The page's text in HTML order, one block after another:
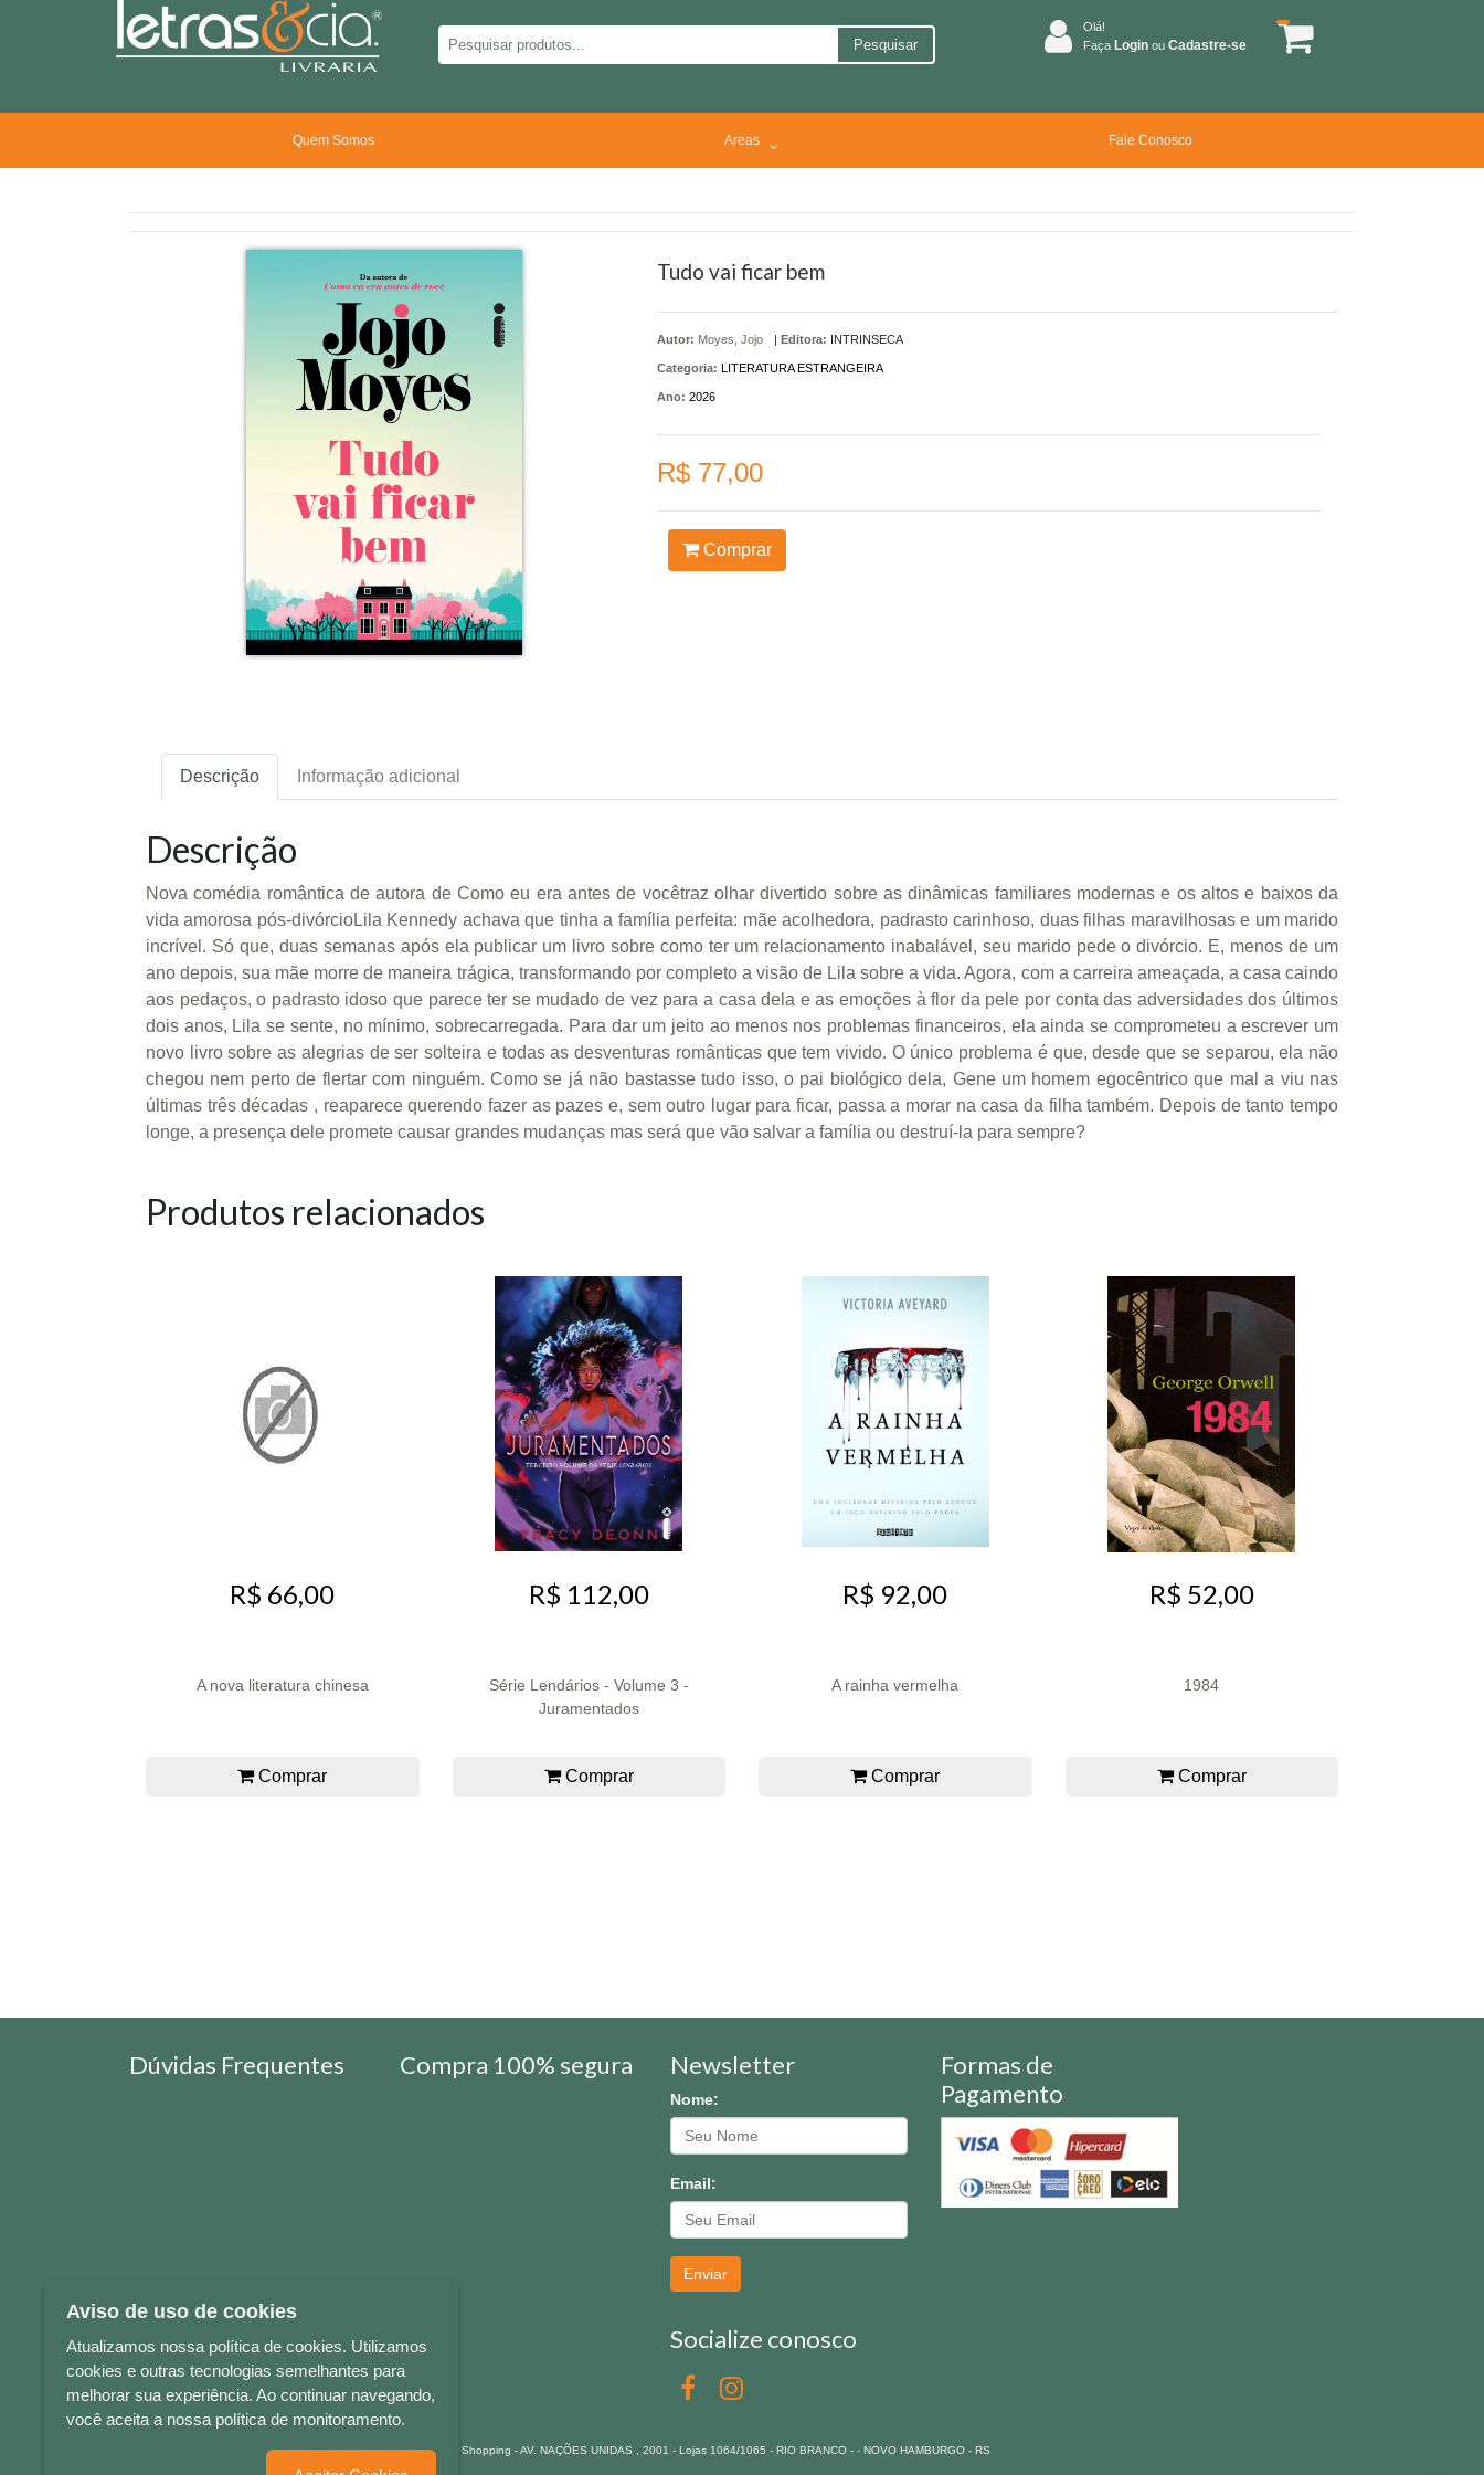
Pesquisar
Olá!
Faça Login ou Cadastre-se
Quem Somos Areas Fale Conosco
Tudo vai ficar bem
Autor: Moyes, Jojo | Editora: INTRINSECA
Categoria: LITERATURA ESTRANGEIRA
Ano: 2026
R$ 77,00
Comprar
Descrição Informação adicional
Descrição
Nova comédia romântica de autora de Como eu era antes de vocêtraz olhar divertido sobre as dinâmicas familiares modernas e os altos e baixos da
vida amorosa pós-divórcioLila Kennedy achava que tinha a família perfeita: mãe acolhedora, padrasto carinhoso, duas filhas maravilhosas e um marido
incrível. Só que, duas semanas após ela publicar um livro sobre como ter um relacionamento inabalável, seu marido pede o divórcio. E, menos de um
ano depois, sua mãe morre de maneira trágica, transformando por completo a visão de Lila sobre a vida. Agora, com a carreira ameaçada, a casa caindo
aos pedaços, o padrasto idoso que parece ter se mudado de vez para a casa dela e as emoções à flor da pele por conta das adversidades dos últimos
dois anos, Lila se sente, no mínimo, sobrecarregada. Para dar um jeito ao menos nos problemas financeiros, ela ainda se comprometeu a escrever um
novo livro sobre as alegrias de ser solteira e todas as desventuras românticas que tem vivido. O único problema é que, desde que se separou, ela não
chegou nem perto de flertar com ninguém. Como se já não bastasse tudo isso, o pai biológico dela, Gene um homem egocêntrico que mal a viu nas
últimas três décadas , reaparece querendo fazer as pazes e, sem outro lugar para ficar, passa a morar na casa da filha também. Depois de tanto tempo
longe, a presença dele promete causar grandes mudanças mas será que vão salvar a família ou destruí-la para sempre?
Produtos relacionados
R$ 66,00
A nova literatura chinesa
Comprar
R$ 112,00
Série Lendários - Volume 3 -
Juramentados
Comprar
R$ 92,00
A rainha vermelha
Comprar
R$ 52,00
1984
Comprar
Dúvidas Frequentes Compra 100% segura Newsletter
Nome:
Email:
Enviar
Socialize conosco
Formas de
Pagamento
LETRAS & CIA - CNPJ n° 88.587.548/0001-20 - Térreo Bourbon Shopping - AV. NAÇÕES UNIDAS , 2001 - Lojas 1064/1065 - RIO BRANCO - - NOVO HAMBURGO - RS
Aviso de uso de cookies
Atualizamos nossa política de cookies. Utilizamos
cookies e outras tecnologias semelhantes para
melhorar sua experiência. Ao continuar navegando,
você aceita a nossa política de monitoramento.